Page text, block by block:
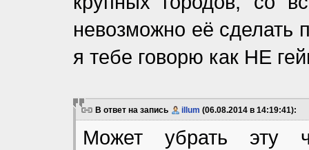
невозможно её сделать
я тебе говорю как НЕ
В ответ на запись illum (06.08.2014 в 14:19:41):
Может убрать эту